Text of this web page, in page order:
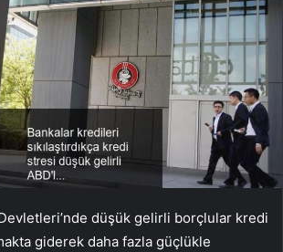
düşük gelirli borçlular kredi
giderek daha fazla güçlükle